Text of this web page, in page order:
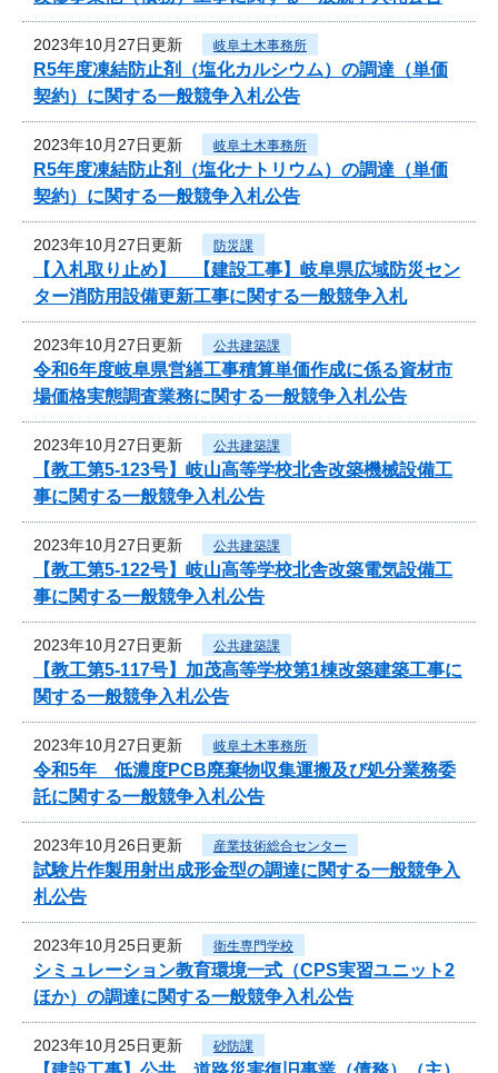
2023年10月27日更新 岐阜土木事務所
R5年度凍結防止剤（塩化カルシウム）の調達（単価
契約）に関する一般競争入札公告
2023年10月27日更新 岐阜土木事務所
R5年度凍結防止剤（塩化ナトリウム）の調達（単価
契約）に関する一般競争入札公告
2023年10月27日更新 防災課
【入札取り止め】 【建設工事】岐阜県広域防災セン
ター消防用設備更新工事に関する一般競争入札
2023年10月27日更新 公共建築課
令和6年度岐阜県営繕工事積算単価作成に係る資材市
場価格実態調査業務に関する一般競争入札公告
2023年10月27日更新 公共建築課
【教工第5-123号】岐山高等学校北舎改築機械設備工
事に関する一般競争入札公告
2023年10月27日更新 公共建築課
【教工第5-122号】岐山高等学校北舎改築電気設備工
事に関する一般競争入札公告
2023年10月27日更新 公共建築課
【教工第5-117号】加茂高等学校第1棟改築建築工事に
関する一般競争入札公告
2023年10月27日更新 岐阜土木事務所
令和5年 低濃度PCB廃棄物収集運搬及び処分業務委
託に関する一般競争入札公告
2023年10月26日更新 産業技術総合センター
試験片作製用射出成形金型の調達に関する一般競争入
札公告
2023年10月25日更新 衛生専門学校
シミュレーション教育環境一式（CPS実習ユニット2
ほか）の調達に関する一般競争入札公告
2023年10月25日更新 砂防課